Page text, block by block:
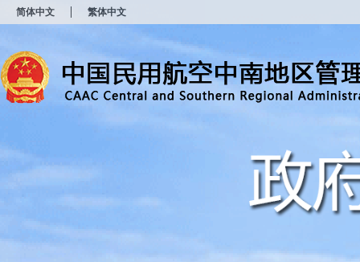
简体中文 繁体中文
窗
打
开
无
障